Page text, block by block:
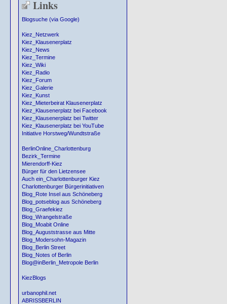
Links
Blogsuche (via Google)
Kiez_Netzwerk
Kiez_Klausenerplatz
Kiez_News
Kiez_Termine
Kiez_Wiki
Kiez_Radio
Kiez_Forum
Kiez_Galerie
Kiez_Kunst
Kiez_Mieterbeirat Klausenerplatz
Kiez_Klausenerplatz bei Facebook
Kiez_Klausenerplatz bei Twitter
Kiez_Klausenerplatz bei YouTube
Initiative Horstweg/Wundtstraße
BerlinOnline_Charlottenburg
Bezirk_Termine
Mierendorff-Kiez
Bürger für den Lietzensee
Auch ein_Charlottenburger Kiez
Charlottenburger Bürgerinitiativen
Blog_Rote Insel aus Schöneberg
Blog_potseblog aus Schöneberg
Blog_Graefekiez
Blog_Wrangelstraße
Blog_Moabit Online
Blog_Auguststrasse aus Mitte
Blog_Modersohn-Magazin
Blog_Berlin Street
Blog_Notes of Berlin
Blog@inBerlin_Metropole Berlin
KiezBlogs
urbanophil.net
ABRISSBERLIN